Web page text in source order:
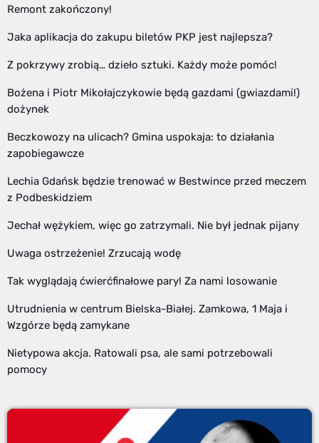
Remont zakończony!
Jaka aplikacja do zakupu biletów PKP jest najlepsza?
Z pokrzywy zrobią… dzieło sztuki. Każdy może pomóc!
Bożena i Piotr Mikołajczykowie będą gazdami (gwiazdami!)
dożynek
Beczkowozy na ulicach? Gmina uspokaja: to działania
zapobiegawcze
Lechia Gdańsk będzie trenować w Bestwince przed meczem
z Podbeskidziem
Jechał wężykiem, więc go zatrzymali. Nie był jednak pijany
Uwaga ostrzeżenie! Zrzucają wodę
Tak wyglądają ćwierćfinałowe pary! Za nami losowanie
Utrudnienia w centrum Bielska-Białej. Zamkowa, 1 Maja i
Wzgórze będą zamykane
Nietypowa akcja. Ratowali psa, ale sami potrzebowali
pomocy